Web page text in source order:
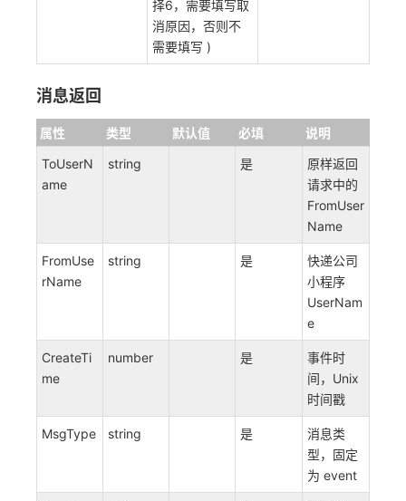
择6，需要填写取
消原因，否则不
需要填写 )
消息返回
属性 类型 默认值 必填
说明
ToUserN
ame
string 是
原样返回
请求中的
FromUser
Name
FromUse
rName
string 是
快递公司
小程序
UserNam
e
CreateTi
me
number 是
事件时
间，Unix
时间戳
MsgType string 是
消息类
型，固定
为 event